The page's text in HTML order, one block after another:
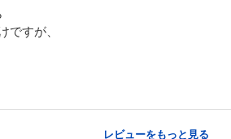
すが、
レビューをもっと見る